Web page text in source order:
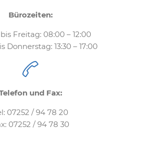
Bürozeiten:
Freitag: 08:00 – 12:00
Donnerstag: 13:30 – 17:00

und Fax:
07252 / 94 78 20
07252 / 94 78 30